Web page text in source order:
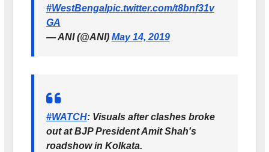
#WestBengalpic.twitter.com/t8bnf31v
GA
— ANI (@ANI) May 14, 2019
#WATCH: Visuals after clashes broke
out at BJP President Amit Shah's
roadshow in Kolkata.